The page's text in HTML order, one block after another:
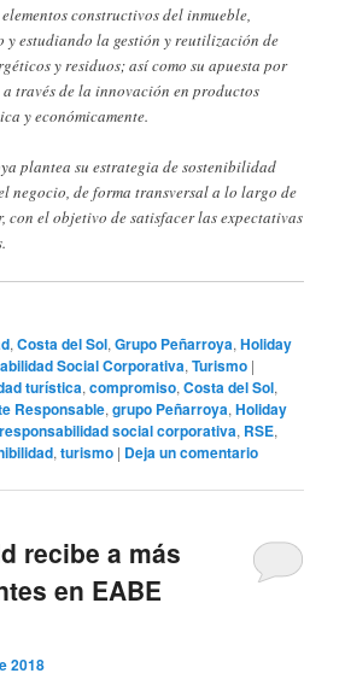
constructivos del inmueble,
y estudiando la gestión y reutilización de
y residuos; así como su apuesta por
través de la innovación en productos
y económicamente.
plantea su estrategia de sostenibilidad
negocio, de forma transversal a lo largo de
con el objetivo de satisfacer las expectativas
,Costa del Sol,Grupo Peñarroya,Holiday
Social Corporativa,Turismo |
turística,compromiso,Costa del Sol,
Responsable,grupo Peñarroya,Holiday
responsabilidad social corporativa, RSE,
,turismo | Deja un comentario
recibe a más
en EABE
2018